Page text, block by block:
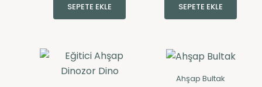
SEPETE EKLE SEPETE EKLE
Ahşap Bultak